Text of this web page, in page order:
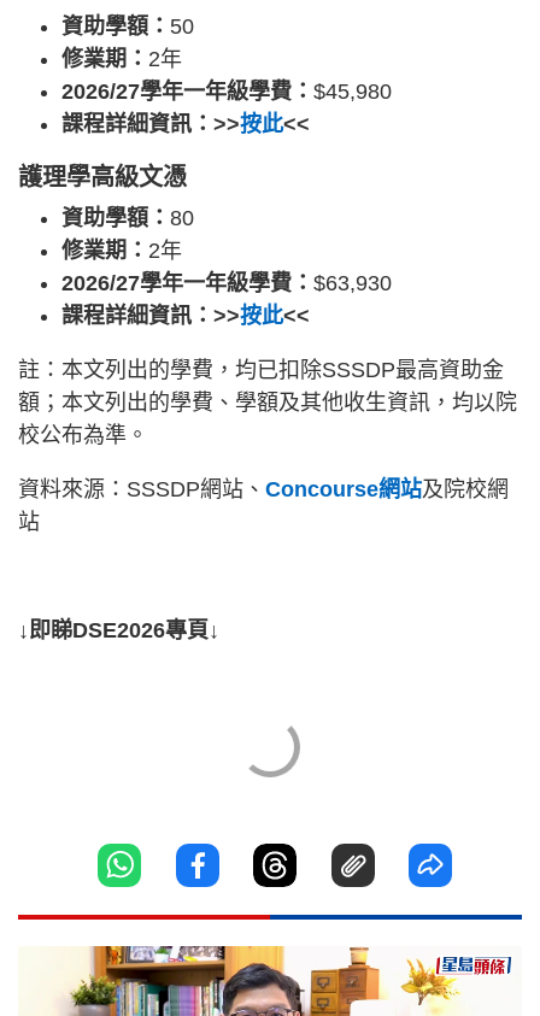
資助學額： 50
修業期： 2年
2026/27學年一年級學費： $45,980
課程詳細資訊：>>按此<<
護理學高級文憑
資助學額： 80
修業期： 2年
2026/27學年一年級學費： $63,930
課程詳細資訊：>>按此<<
註：本文列出的學費，均已扣除SSSDP最高資助金
額；本文列出的學費、學額及其他收生資訊，均以院
校公布為準。
資料來源：SSSDP網站、 Concourse網站及院校網
站
↓即睇DSE2026專頁↓